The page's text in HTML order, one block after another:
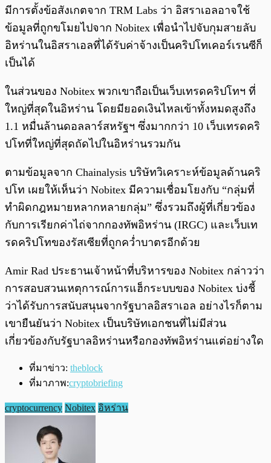
มีการตั้งข้อสังเกตจาก TRM Labs ว่า อิสราเอลอาจใช้
ข้อมูลที่ถูกขโมยไปจาก Nobitex เพื่อนำไปจับกุมสายลับ
อิหร่านในอิสราเอลที่ได้รับค่าจ้างเป็นคริปโทเคอร์เรนซีก็
เป็นได้
ในส่วนของ Nobitex พวกเขาถือเป็นเว็บเทรดคริปโทฯ ที่
ใหญ่ที่สุดในอิหร่าน โดยมียอดเงินไหลเข้าทั้งหมดสูงถึง
1.1 หมื่นล้านดอลลาร์สหรัฐฯ ซึ่งมากกว่า 10 เว็บเทรดคริ
ปโทที่ใหญ่ที่สุดถัดไปในอิหร่านรวมกัน
ตามข้อมูลจาก Chainalysis บริษัทวิเคราะห์ข้อมูลด้านคริ
ปโท เผยให้เห็นว่า Nobitex มีความเชื่อมโยงกับ “กลุ่มที่
ทำผิดกฎหมายหลากหลายกลุ่ม” ซึ่งรวมถึงผู้ที่เกี่ยวข้อง
กับการเรียกค่าไถ่จากกองทัพอิหร่าน (IRGC) และเว็บเท
รดคริปโทของรัสเซียที่ถูกคว่ำบาตรอีกด้วย
Amir Rad ประธานเจ้าหน้าที่บริหารของ Nobitex กล่าวว่า
การสอบสวนเหตุการณ์การแฮ็กระบบของ Nobitex บ่งชี้
ว่าได้รับการสนับสนุนจากรัฐบาลอิสราเอล อย่างไรก็ตาม
เขายืนยันว่า Nobitex เป็นบริษัทเอกชนที่ไม่มีส่วน
เกี่ยวข้องกับรัฐบาลอิหร่านหรือกองทัพอิหร่านแต่อย่างใด
ที่มาข่าว: theblock
ที่มาภาพ:cryptobriefing
cryptocurrency Nobitex อิหร่าน